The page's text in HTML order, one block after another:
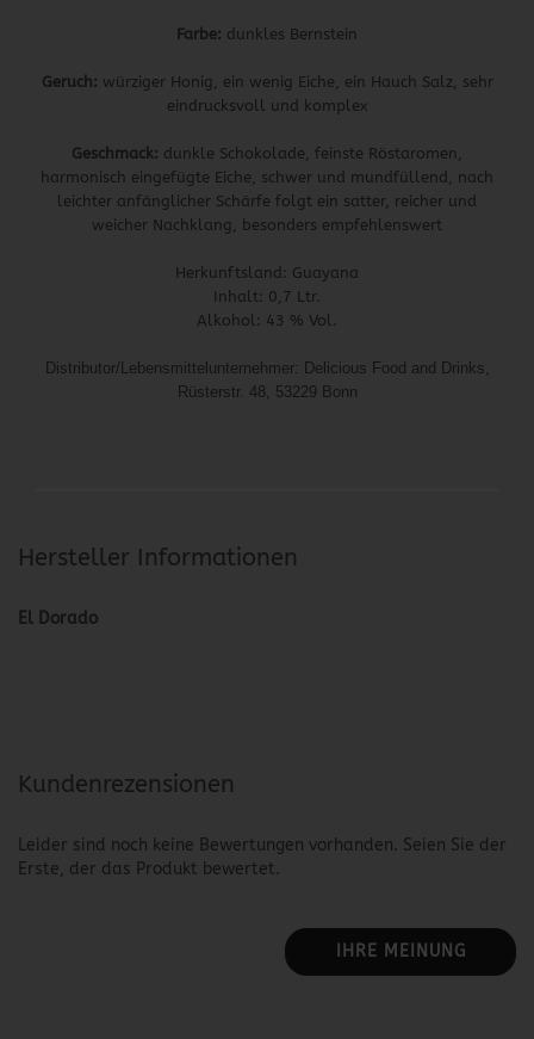
Farbe: dunkles Bernstein
Geruch: würziger Honig, ein wenig Eiche, ein Hauch Salz, sehr
eindrucksvoll und komplex
Geschmack: dunkle Schokolade, feinste Röstaromen,
harmonisch eingefügte Eiche, schwer und mundfüllend, nach
leichter anfänglicher Schärfe folgt ein satter, reicher und
weicher Nachklang, besonders empfehlenswert
Herkunftsland: Guayana
Inhalt: 0,7 Ltr.
Alkohol: 43 % Vol.
Distributor/Lebensmittelunternehmer: Delicious Food and Drinks,
Rüsterstr. 48, 53229 Bonn
Hersteller Informationen
El Dorado
Kundenrezensionen
Leider sind noch keine Bewertungen vorhanden. Seien Sie der
Erste, der das Produkt bewertet.
IHRE MEINUNG